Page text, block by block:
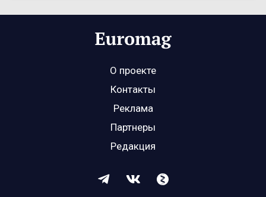
О проекте
Контакты
Реклама
Партнеры
Редакция